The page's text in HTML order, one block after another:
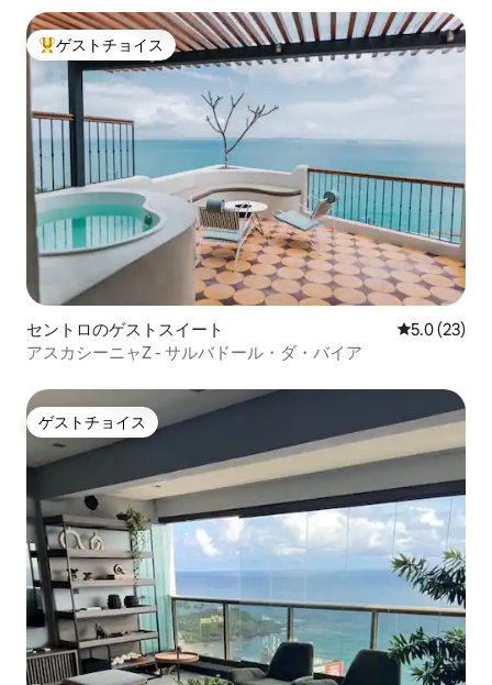
大好評のゲストチョイスです。
ゲストチョイス
セントロのゲストスイート レビュー23
5.0 (23)
アスカシーニャZ - サルバドール・ダ・バイア
ゲストチョイス
ゲストチョイス